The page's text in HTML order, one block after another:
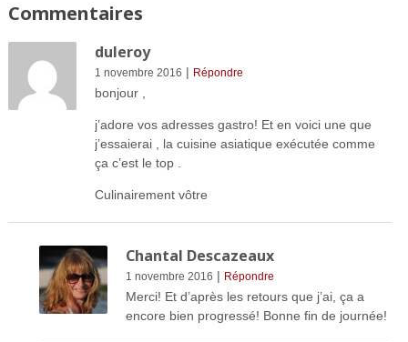
Commentaires
duleroy
1 novembre 2016 | Répondre
bonjour ,
j’adore vos adresses gastro! Et en voici une que
j’essaierai , la cuisine asiatique exécutée comme
ça c’est le top .
Culinairement vôtre
Chantal Descazeaux
1 novembre 2016 | Répondre
Merci! Et d’après les retours que j’ai, ça a
encore bien progressé! Bonne fin de journée!